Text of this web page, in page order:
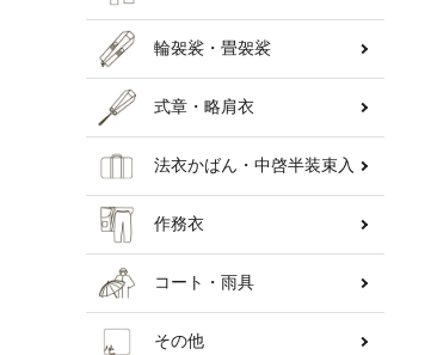
輪袈裟・畳袈裟
式章・略肩衣
法衣かばん・中啓半装束入
作務衣
コート・雨具
その他